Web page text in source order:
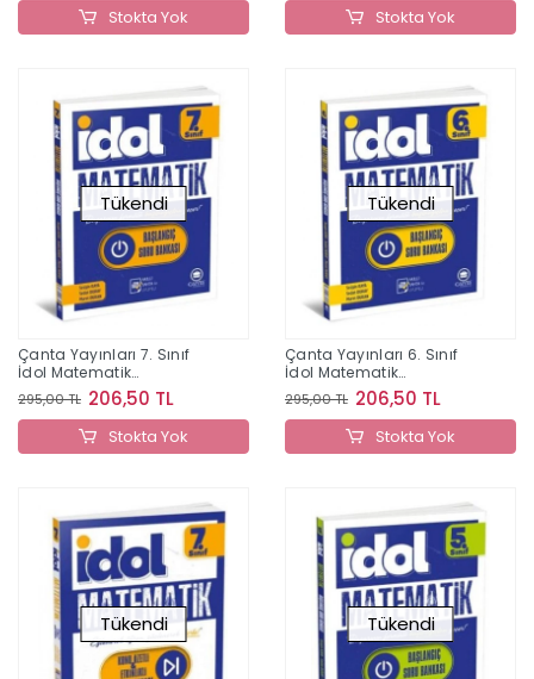
Stokta Yok Stokta Yok
Tükendi
Çanta Yayınları 7. Sınıf
İdol Matematik
Başlangıç Soru Bankası
295,00 TL 206,50 TL
Stokta Yok
Tükendi
Çanta Yayınları 6. Sınıf
İdol Matematik
Başlangıç Soru Bankası
295,00 TL 206,50 TL
Stokta Yok
Tükendi Tükendi